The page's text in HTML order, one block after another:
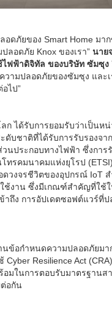
ดภัยของ Smart Home มา
อดภัย Knox ของเรา” นาย
ฟฟ้าดิจิทัล ของบริษัท ซัมซุง
วามปลอดภัยของซัมซุง และ
ไป”
ก ได้รับการยอมรับว่าเป็นห
ดับชาติที่ได้รับการรับรองจา
ประกอบทางไฟฟ้า ซึ่งการ
ทรคมนาคมแห่งยุโรป
วงจรชีวิตของอุปกรณ์ IoT
ช้งาน ซึ่งมีเกณฑ์สำคัญที่ใช้
าถึง การอัปเดตซอฟต์แวร์ที่
ข้อกำหนดความปลอดภัยมา
Cyber Resilience Act
อมในการตอบรับมาตรฐาน
อกัน